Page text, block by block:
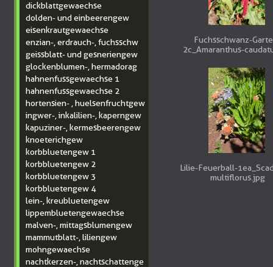
dickblattgewaechse
dolden- und einbeerengew
eisenkrautgewaechse
enzian-, erdrauch-, fuchsschw
geissblatt- und gesneriengew
glockenblumen-, hermadorag
hahnenfussgewaechse 1
hahnenfussgewaechse 2
hortensien- , huelsenfruchtgew
ingwer-, inkalilien-, kaperngew
kapuziner-, kermesbeerengew
knoeterichgew
korbbluetengew 1
korbbluetengew 2
korbbluetengew 3
korbbluetengew 4
lein-, kreubluetengew
lippembluetengewaechse
malven-, mittagsblumengew
mammutblatt-, liliengew
mohngewaechse
nachtkerzen-, nachtschattenge
Fuchsschwanz-
2c_Amaranthus-
Lilie-Feuerball-
multiflorus.jpg